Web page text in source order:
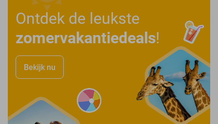
Ontdek de leukste
zomervakantiedeals!
Bekijk nu